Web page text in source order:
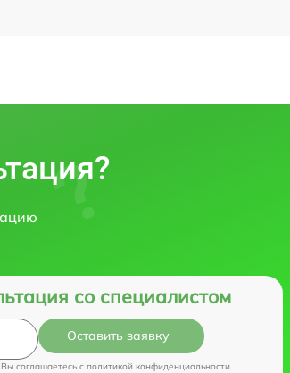
со специалистом
Оставить заявку
соглашаетесь c политикой конфиденциальности